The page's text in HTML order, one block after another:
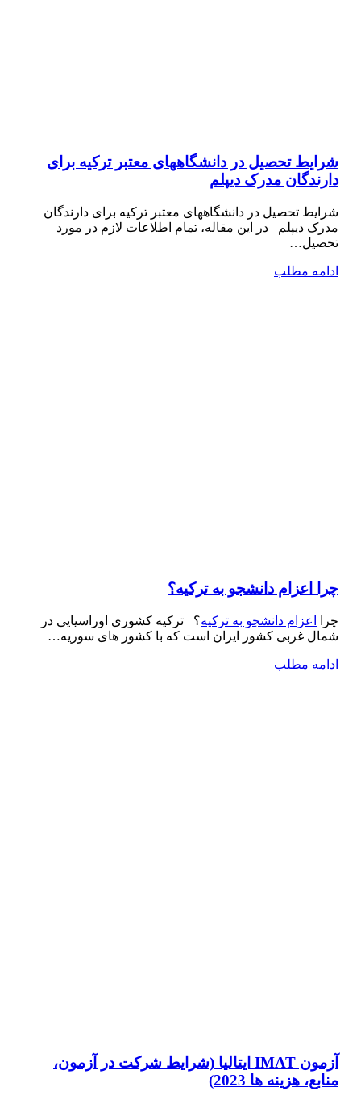
شرایط تحصیل در دانشگاههای معتبر ترکیه برای
دارندگان مدرک دیپلم
شرایط تحصیل در دانشگاههای معتبر ترکیه برای دارندگان
مدرک دیپلم در این مقاله، تمام اطلاعات لازم در مورد
تحصیل…
ادامه مطلب
چرا اعزام دانشجو به ترکیه؟
چرا اعزام دانشجو به ترکیه؟ ترکیه کشوری اوراسیایی در
شمال غربی کشور ایران است که با کشور های سوریه…
ادامه مطلب
آزمون IMAT ایتالیا (شرایط شرکت در آزمون،
منابع، هزینه ها 2023)